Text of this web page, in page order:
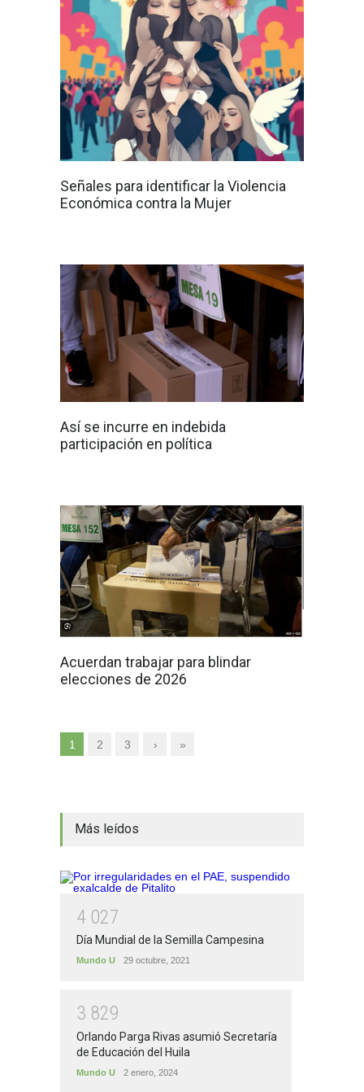
Señales para identificar la Violencia
Económica contra la Mujer
Así se incurre en indebida
participación en política
Acuerdan trabajar para blindar
elecciones de 2026
1 2 3 › »
Más leídos
4 027
Día Mundial de la Semilla Campesina
Mundo U 29 octubre, 2021
3 829
Orlando Parga Rivas asumió Secretaría
de Educación del Huila
Mundo U 2 enero, 2024